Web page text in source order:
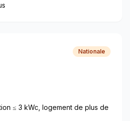
Nationale
≤ 3 kWc, logement de plus de